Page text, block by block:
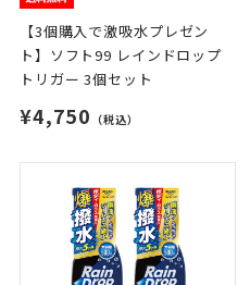
【3個購入で激吸水プレゼン
ト】ソフト99 レインドロップ
トリガー 3個セット
¥4,750 （税込）